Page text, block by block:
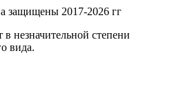
защищены 2017-2026 гг
незначительной степени
вида.